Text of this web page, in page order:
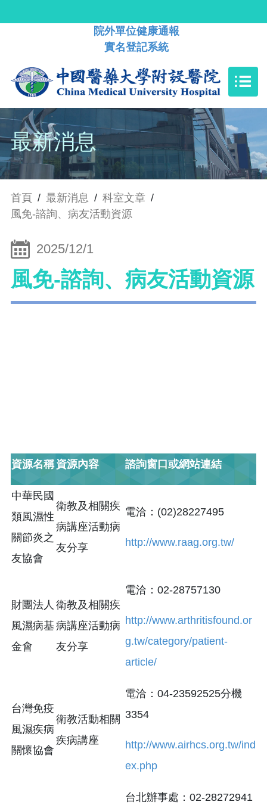
院外單位健康通報
實名登記系統
最新消息
首頁 / 最新消息 / 科室文章 /
風免-諮詢、病友活動資源
2025/12/1
風免-諮詢、病友活動資源
資源名稱 資源內容 諮詢窗口或網站連結
中華民國
類風濕性
關節炎之
友協會
衛教及相關疾
病講座活動病
友分享
電洽：(02)28227495
http://www.raag.org.tw/
財團法人
風濕病基
金會
衛教及相關疾
病講座活動病
友分享
電洽：02-28757130
http://www.arthritisfound.or
g.tw/category/patient-
article/
台灣免疫
風濕疾病
關懷協會
衛教活動相關
疾病講座
電洽：04-23592525分機
3354
http://www.airhcs.org.tw/ind
ex.php
台北辦事處：02-28272941